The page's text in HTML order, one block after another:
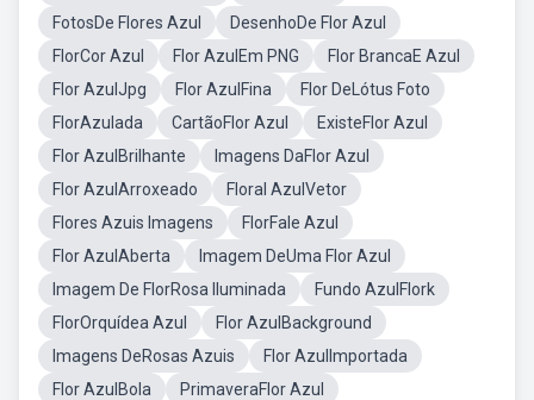
FotosDe Flores Azul
DesenhoDe Flor Azul
FlorCor Azul
Flor AzulEm PNG
Flor BrancaE Azul
Flor AzulJpg
Flor AzulFina
Flor DeLótus Foto
FlorAzulada
CartãoFlor Azul
ExisteFlor Azul
Flor AzulBrilhante
Imagens DaFlor Azul
Flor AzulArroxeado
Floral AzulVetor
Flores Azuis Imagens
FlorFale Azul
Flor AzulAberta
Imagem DeUma Flor Azul
Imagem De FlorRosa Iluminada
Fundo AzulFlork
FlorOrquídea Azul
Flor AzulBackground
Imagens DeRosas Azuis
Flor AzulImportada
Flor AzulBola
PrimaveraFlor Azul